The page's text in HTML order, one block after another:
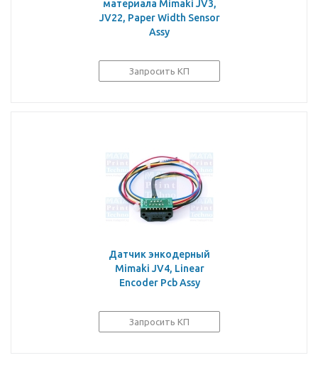
материала Mimaki JV3,
JV22, Paper Width Sensor
Assy
Запросить КП
Датчик энкодерный
Mimaki JV4, Linear
Encoder Pcb Assy
Запросить КП